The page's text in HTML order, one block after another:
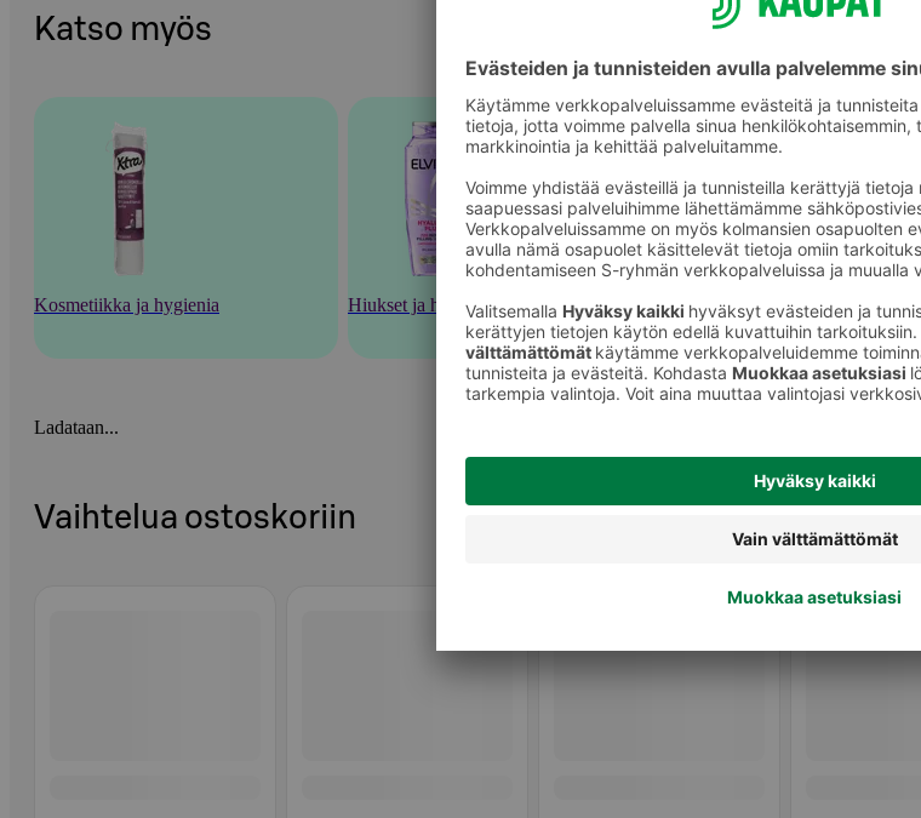
Katso myös
Kosmetiikka ja hygienia Hiukset ja hiustenhoito Sävytteet ja muut hiusvärit
Ladataan...
Vaihtelua ostoskoriin